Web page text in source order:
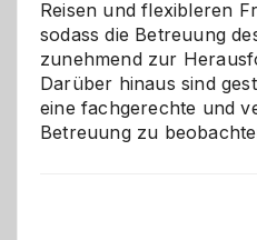
Reisen und flexibleren
sodass die Betreuung
zunehmend zur
Darüber hinaus sind
eine fachgerechte und
Betreuung zu